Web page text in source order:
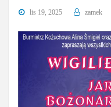
lis 19, 2025 zamek